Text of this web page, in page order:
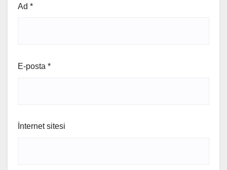
Ad *
E-posta *
İnternet sitesi